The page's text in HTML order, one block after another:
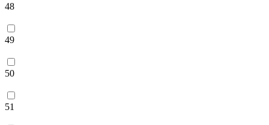
48
49
50
51